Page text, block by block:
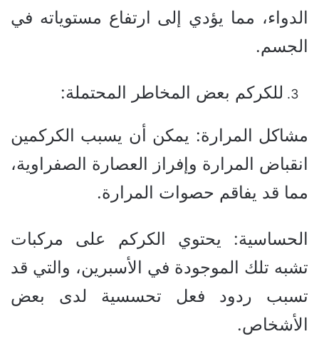
الدواء، مما يؤدي إلى ارتفاع مستوياته في
الجسم.
للكركم بعض المخاطر المحتملة:
مشاكل المرارة: يمكن أن يسبب الكركمين
انقباض المرارة وإفراز العصارة الصفراوية،
مما قد يفاقم حصوات المرارة.
الحساسية: يحتوي الكركم على مركبات
تشبه تلك الموجودة في الأسبرين، والتي قد
تسبب ردود فعل تحسسية لدى بعض
الأشخاص.